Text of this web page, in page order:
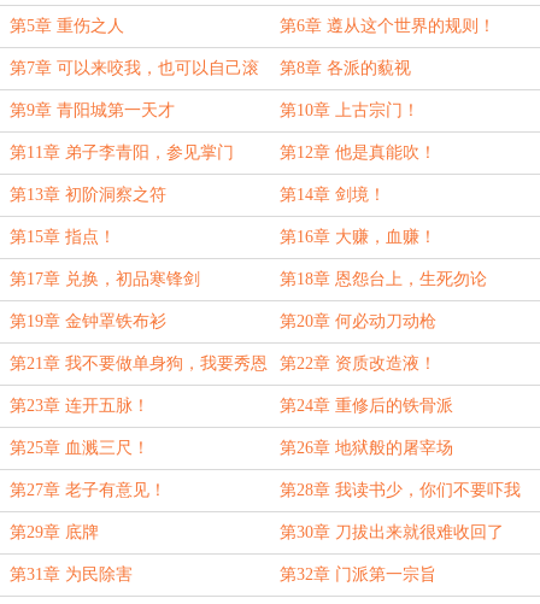
第5章 重伤之人 第6章 遵从这个世界的规则！
第7章 可以来咬我，也可以自己滚
蛋
第8章 各派的藐视
第9章 青阳城第一天才 第10章 上古宗门！
第11章 弟子李青阳，参见掌门 第12章 他是真能吹！
第13章 初阶洞察之符 第14章 剑境！
第15章 指点！ 第16章 大赚，血赚！
第17章 兑换，初品寒锋剑 第18章 恩怨台上，生死勿论
第19章 金钟罩铁布衫 第20章 何必动刀动枪
第21章 我不要做单身狗，我要秀恩
爱！
第22章 资质改造液！
第23章 连开五脉！ 第24章 重修后的铁骨派
第25章 血溅三尺！ 第26章 地狱般的屠宰场
第27章 老子有意见！ 第28章 我读书少，你们不要吓我
第29章 底牌 第30章 刀拔出来就很难收回了
第31章 为民除害 第32章 门派第一宗旨